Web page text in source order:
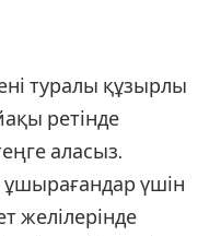
туралы құзырлы
ретінде
аласыз.
үшін
желілерінде